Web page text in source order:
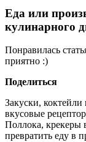
Еда или
кулинарного
Понравилась
приятно :)
Поделиться
Закуски, коктейли
вкусовые
Поллока, крекеры
превратить еду в